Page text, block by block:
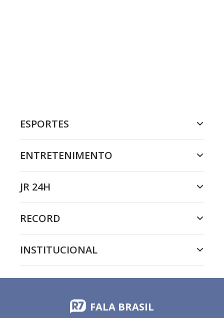
ESPORTES
ENTRETENIMENTO
JR 24H
RECORD
INSTITUCIONAL
FALA BRASIL